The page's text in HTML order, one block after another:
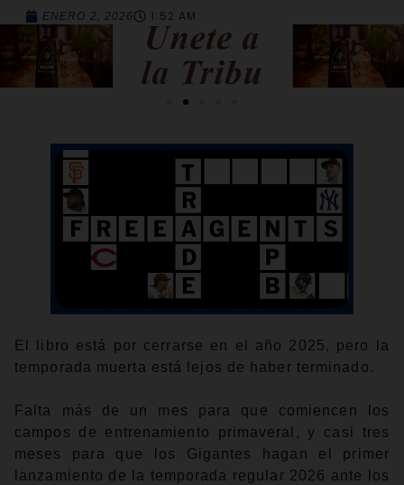
ENERO 2, 2026 1:52 AM
El libro está por cerrarse en el año 2025, pero la
temporada muerta está lejos de haber terminado.
Falta más de un mes para que comiencen los
campos de entrenamiento primaveral, y casi tres
meses para que los Gigantes hagan el primer
lanzamiento de la temporada regular 2026 ante los